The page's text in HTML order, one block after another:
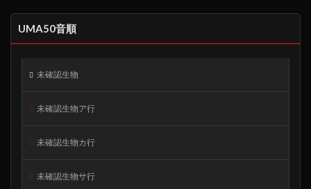
UMA50音順
未確認生物
未確認生物ア行
未確認生物カ行
未確認生物サ行